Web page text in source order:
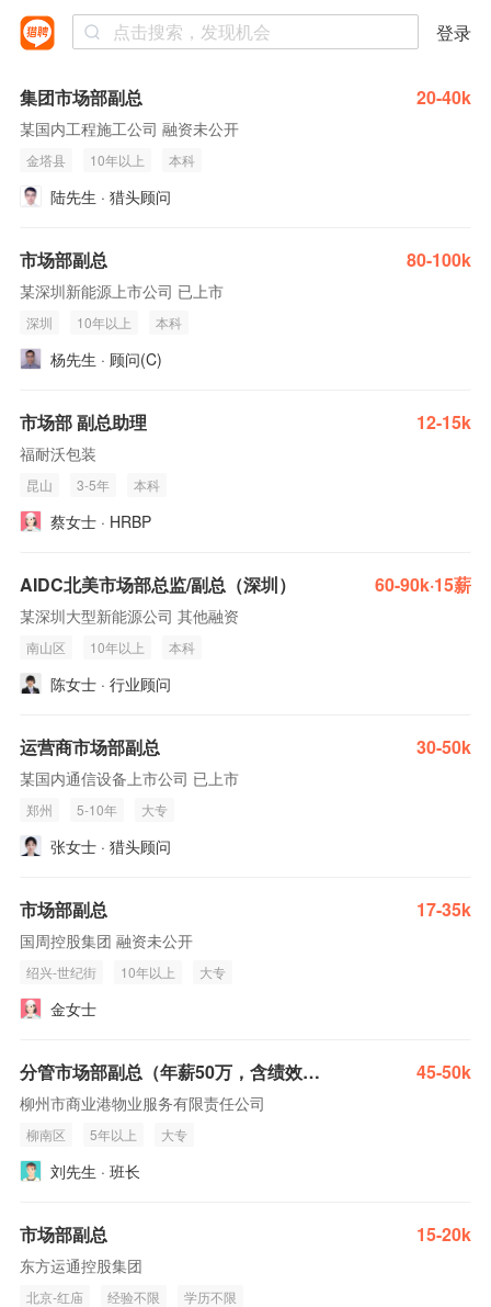
登录
集团市场部副总 20-40k
某国内工程施工公司 融资未公开
金塔县 10年以上 本科
陆先生 · 猎头顾问
市场部副总 80-100k
某深圳新能源上市公司 已上市
深圳 10年以上 本科
杨先生 · 顾问(C)
市场部 副总助理 12-15k
福耐沃包装
昆山 3-5年 本科
蔡女士 · HRBP
AIDC北美市场部总监/副总（深圳） 60-90k·15薪
某深圳大型新能源公司 其他融资
南山区 10年以上 本科
陈女士 · 行业顾问
运营商市场部副总 30-50k
某国内通信设备上市公司 已上市
郑州 5-10年 大专
张女士 · 猎头顾问
市场部副总 17-35k
国周控股集团 融资未公开
绍兴-世纪街 10年以上 大专
金女士
分管市场部副总（年薪50万，含绩效奖金） 45-50k
柳州市商业港物业服务有限责任公司
柳南区 5年以上 大专
刘先生 · 班长
市场部副总 15-20k
东方运通控股集团
北京-红庙 经验不限 学历不限